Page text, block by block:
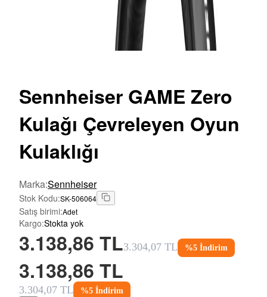
Sennheiser GAME Zero
Kulağı Çevreleyen Oyun
Kulaklığı
Marka:Sennheiser
Stok Kodu:SK-506064
Satış birimi:Adet
Kargo:Stokta yok
3.138,86 TL3.304,07 TL %5 İndirim
3.138,86 TL
3.304,07 TL %5 İndirim